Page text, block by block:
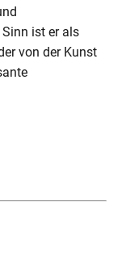
ist er als
von der Kunst